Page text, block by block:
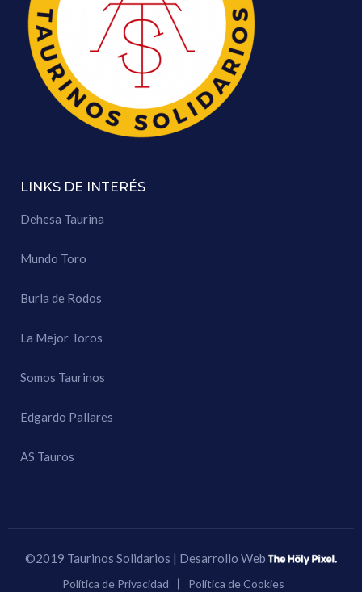
LINKS DE INTERÉS
Dehesa Taurina
Mundo Toro
Burla de Rodos
La Mejor Toros
Somos Taurinos
Edgardo Pallares
AS Tauros
©2019 Taurinos Solidarios | Desarrollo Web
Política de Privacidad Política de Cookies